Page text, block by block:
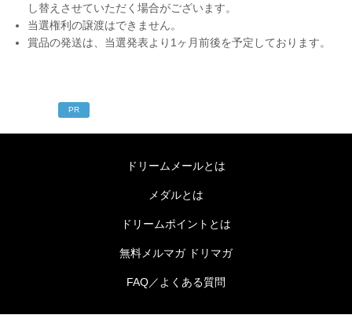
し替えさせていただく場合がございます。
当選権利の譲渡はできません。
賞品の発送は、当選発表より1ヶ月前後を予定しております。
PR
ドリームメールとは
メダルとは
ドリームポイントとは
無料メルマガ ドリマガ
FAQ／よくある質問